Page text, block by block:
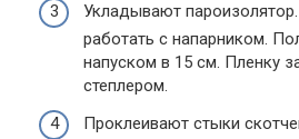
Укладывают
работать с напарником.
напуском в 15 см. Пленку
степлером.
Проклеивают стыки